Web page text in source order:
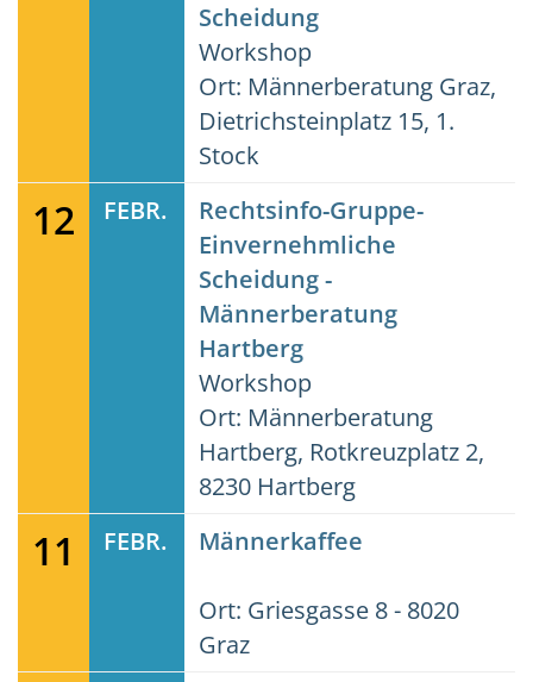
Scheidung
Workshop
Ort: Männerberatung Graz,
Dietrichsteinplatz 15, 1.
Stock
12 FEBR.
Rechtsinfo-Gruppe-
Einvernehmliche
Scheidung -
Männerberatung
Hartberg
Workshop
Ort: Männerberatung
Hartberg, Rotkreuzplatz 2,
8230 Hartberg
11 FEBR. Männerkaffee
Ort: Griesgasse 8 - 8020
Graz